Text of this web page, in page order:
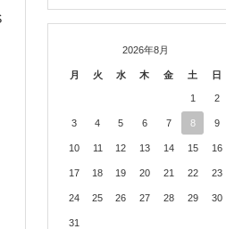
2026年8月
月 火 水 木 金 土 日
1 2
3 4 5 6 7 8 9
10 11 12 13 14 15 16
17 18 19 20 21 22 23
24 25 26 27 28 29 30
31